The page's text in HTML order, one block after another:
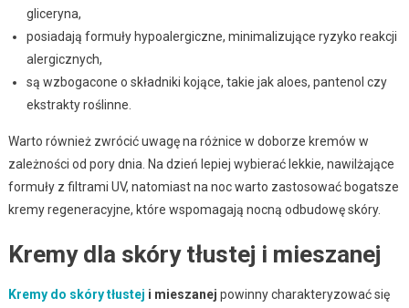
gliceryna,
posiadają formuły hypoalergiczne, minimalizujące ryzyko reakcji
alergicznych,
są wzbogacone o składniki kojące, takie jak aloes, pantenol czy
ekstrakty roślinne.
Warto również zwrócić uwagę na różnice w doborze kremów w
zależności od pory dnia. Na dzień lepiej wybierać lekkie, nawilżające
formuły z filtrami UV, natomiast na noc warto zastosować bogatsze
kremy regeneracyjne, które wspomagają nocną odbudowę skóry.
Kremy dla skóry tłustej i mieszanej
Kremy do skóry tłustej i mieszanej powinny charakteryzować się